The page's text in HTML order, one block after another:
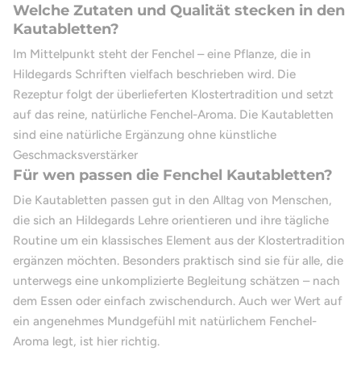
Welche Zutaten und Qualität stecken in den
Kautabletten?
Im Mittelpunkt steht der Fenchel – eine Pflanze, die in
Hildegards Schriften vielfach beschrieben wird. Die
Rezeptur folgt der überlieferten Klostertradition und setzt
auf das reine, natürliche Fenchel-Aroma. Die Kautabletten
sind eine natürliche Ergänzung ohne künstliche
Geschmacksverstärker
Für wen passen die Fenchel Kautabletten?
Die Kautabletten passen gut in den Alltag von Menschen,
die sich an Hildegards Lehre orientieren und ihre tägliche
Routine um ein klassisches Element aus der Klostertradition
ergänzen möchten. Besonders praktisch sind sie für alle, die
unterwegs eine unkomplizierte Begleitung schätzen – nach
dem Essen oder einfach zwischendurch. Auch wer Wert auf
ein angenehmes Mundgefühl mit natürlichem Fenchel-
Aroma legt, ist hier richtig.